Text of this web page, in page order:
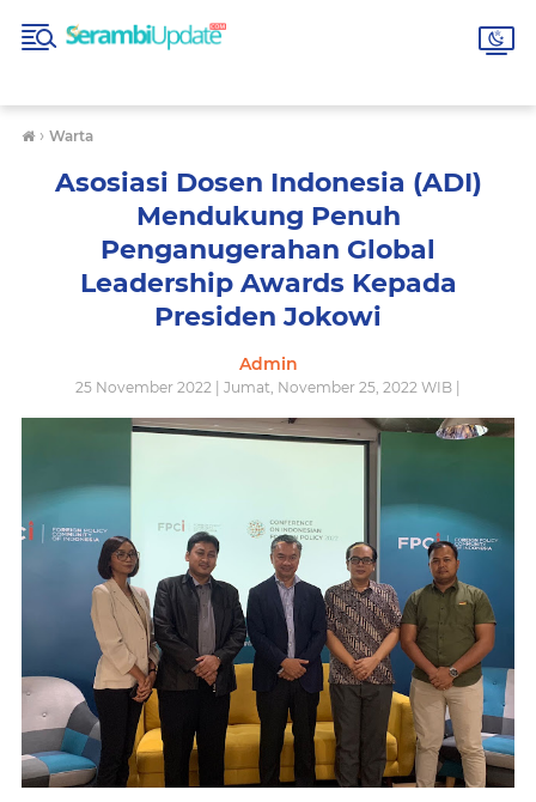
› Warta
Asosiasi Dosen Indonesia (ADI)
Mendukung Penuh
Penganugerahan Global
Leadership Awards Kepada
Presiden Jokowi
Admin
25 November 2022 | Jumat, November 25, 2022 WIB |